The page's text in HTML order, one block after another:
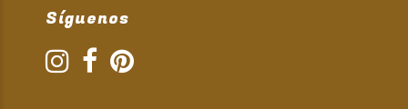
Síguenos